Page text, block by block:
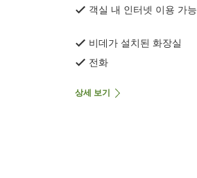
객실 내 인터넷 이용 가능
비데가 설치된 화장실
전화
상세 보기